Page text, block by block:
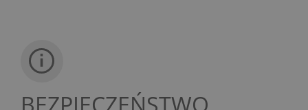
BEZPIECZEŃSTWO